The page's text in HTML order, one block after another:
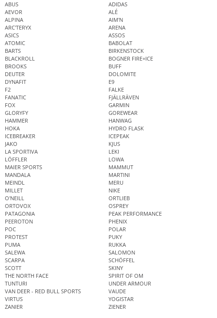
ABUS
ADIDAS
AEVOR
ALÉ
ALPINA
AIM'N
ARC'TERYX
ARENA
ASICS
ASSOS
ATOMIC
BABOLAT
BARTS
BIRKENSTOCK
BLACKROLL
BOGNER FIRE+ICE
BROOKS
BUFF
DEUTER
DOLOMITE
DYNAFIT
E9
F2
FALKE
FANATIC
FJÄLLRÄVEN
FOX
GARMIN
GLORYFY
GOREWEAR
HAMMER
HANWAG
HOKA
HYDRO FLASK
ICEBREAKER
ICEPEAK
JAKO
KJUS
LA SPORTIVA
LEKI
LÖFFLER
LOWA
MAIER SPORTS
MAMMUT
MANDALA
MARTINI
MEINDL
MERU
MILLET
NIKE
O'NEILL
ORTLIEB
ORTOVOX
OSPREY
PATAGONIA
PEAK PERFORMANCE
PEEROTON
PHENIX
POC
POLAR
PROTEST
PUKY
PUMA
RUKKA
SALEWA
SALOMON
SCARPA
SCHÖFFEL
SCOTT
SKINY
THE NORTH FACE
SPIRIT OF OM
TUNTURI
UNDER ARMOUR
VAN DEER - RED BULL SPORTS
VAUDE
VIRTUS
YOGISTAR
ZANIER
ZIENER